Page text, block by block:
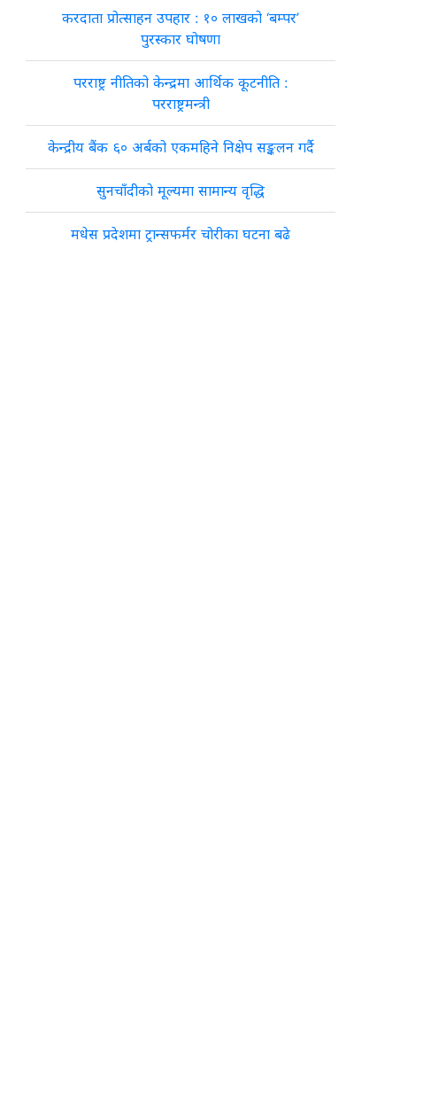
करदाता प्रोत्साहन उपहार : १० लाखको ‘बम्पर’
पुरस्कार घोषणा
परराष्ट्र नीतिको केन्द्रमा आर्थिक कूटनीति :
परराष्ट्रमन्त्री
केन्द्रीय बैंक ६० अर्बको एकमहिने निक्षेप सङ्कलन गर्दै
सुनचाँदीको मूल्यमा सामान्य वृद्धि
मधेस प्रदेशमा ट्रान्सफर्मर चोरीका घटना बढे